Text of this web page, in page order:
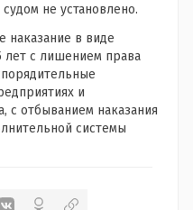
не установлено.
наказание в виде
лет с лишением права
и
с отбыванием наказания
системы